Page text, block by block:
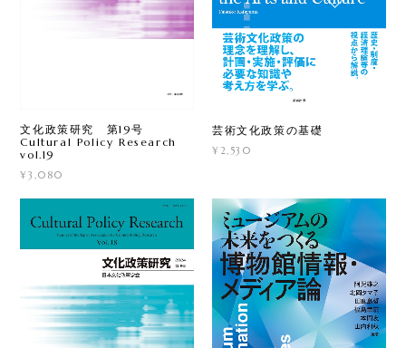
文化政策研究 第19号
Cultural Policy Research
vol.19
¥3,080
芸術文化政策の基礎
¥2,530